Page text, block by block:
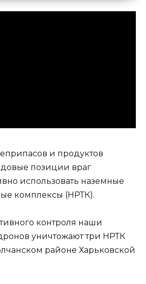
и продуктов
позиции враг
использовать наземные
комплексы (НРТК).
контроля наши
уничтожают три НРТК
районе Харьковской